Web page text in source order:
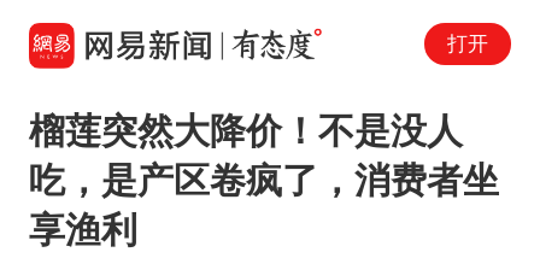
打开
榴莲突然大降价！不是没人
吃，是产区卷疯了，消费者坐
享渔利